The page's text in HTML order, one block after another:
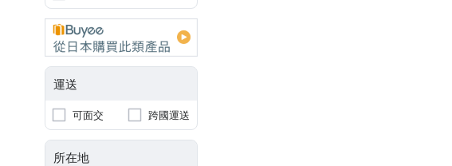
運送
可面交 跨國運送
所在地